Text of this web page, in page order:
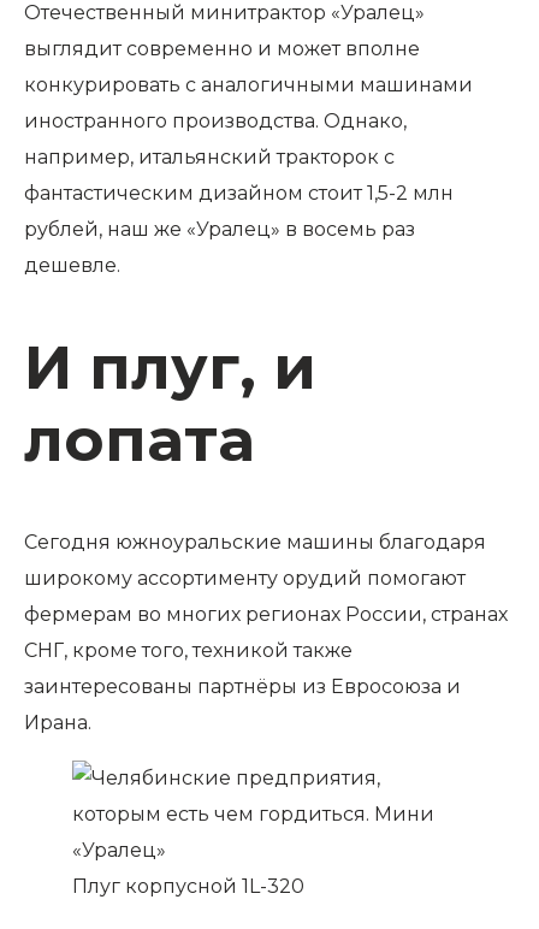
Отечественный минитрактор «Уралец»
выглядит современно и может вполне
конкурировать с аналогичными машинами
иностранного производства. Однако,
например, итальянский тракторок с
фантастическим дизайном стоит 1,5-2 млн
рублей, наш же «Уралец» в восемь раз
дешевле.
И плуг, и
лопата
Сегодня южноуральские машины благодаря
широкому ассортименту орудий помогают
фермерам во многих регионах России, странах
СНГ, кроме того, техникой также
заинтересованы партнёры из Евросоюза и
Ирана.
Плуг корпусной 1L-320